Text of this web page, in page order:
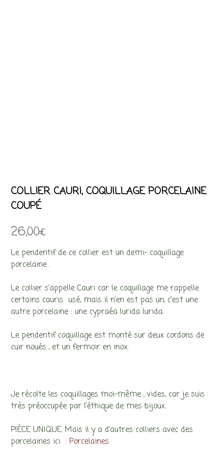
COLLIER CAURI, COQUILLAGE PORCELAINE
COUPÉ
26,00€
Le pendentif de ce collier est un demi- coquillage
porcelaine .
Le collier s’appelle Cauri car le coquillage me rappelle
certains cauris usé, mais il n’en est pas un, c’est une
autre porcelaine : une cypraéa lurida lurida.
Le pendentif coquillage est monté sur deux cordons de
cuir noués , et un fermoir en inox.
Je récolte les coquillages moi-même , vides, car je suis
très préoccupée par l’éthique de mes bijoux.
PIÈCE UNIQUE. Mais il y a d’autres colliers avec des
porcelaines ici : Porcelaines